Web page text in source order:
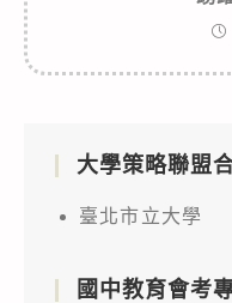
大學策略聯盟
臺北市立大學
國中教育會考